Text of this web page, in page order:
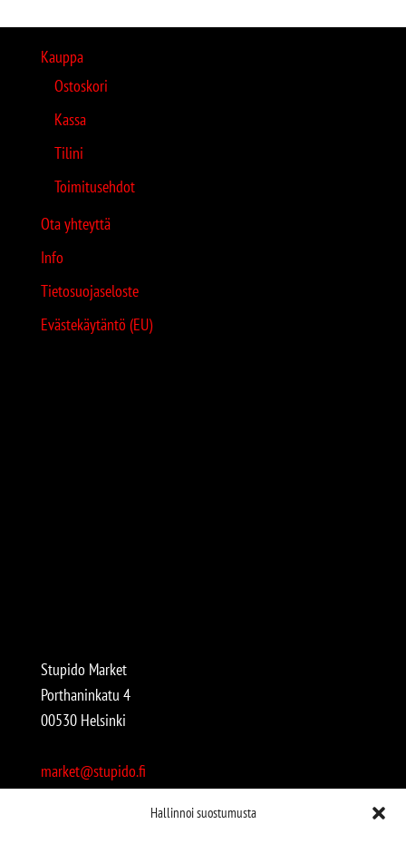
Hallinnoi suostumusta
Kauppa
Ostoskori
Kassa
Tilini
Toimitusehdot
Ota yhteyttä
Info
Tietosuojaseloste
Evästekäytäntö (EU)
Stupido Market
Porthaninkatu 4
00530 Helsinki
market@stupido.fi